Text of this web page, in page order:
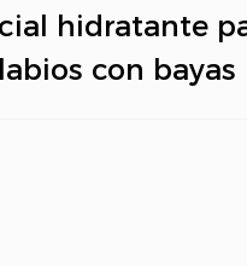
hidratante
con bayas